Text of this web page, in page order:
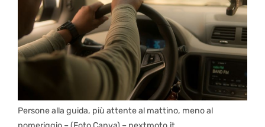
Persone alla guida, più attente al mattino, meno al